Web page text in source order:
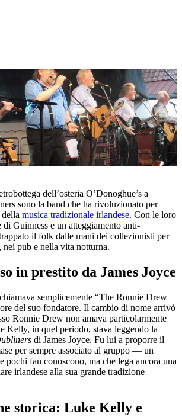
dell’osteria O’Donoghue’s a
sono la band che ha rivoluzionato per
musica tradizionale irlandese. Con le loro
Guinness e un atteggiamento anti-
il folk dalle mani dei collezionisti per
pub e nella vita notturna.
in prestito da James Joyce
semplicemente “The Ronnie Drew
del suo fondatore. Il cambio di nome arrivò
Ronnie Drew non amava particolarmente
Kelly, in quel periodo, stava leggendo la
di James Joyce. Fu lui a proporre il
per sempre associato al gruppo — un
pochi fan conoscono, ma che lega ancora una
irlandese alla sua grande tradizione
storica: Luke Kelly e